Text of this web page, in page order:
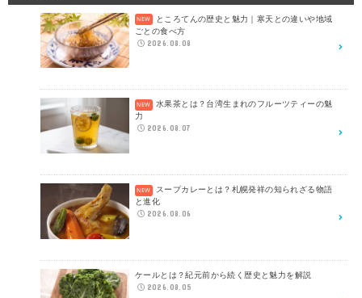
ところてんの歴史と魅力｜寒天との違いや地域
ごとの食べ方
2026.08.08
水果茶とは？台湾生まれのフルーツティーの魅
力
2026.08.07
スープカレーとは？札幌発祥の知られざる物語
と進化
2026.08.06
ケールとは？紀元前から続く歴史と魅力を解説
2026.08.05